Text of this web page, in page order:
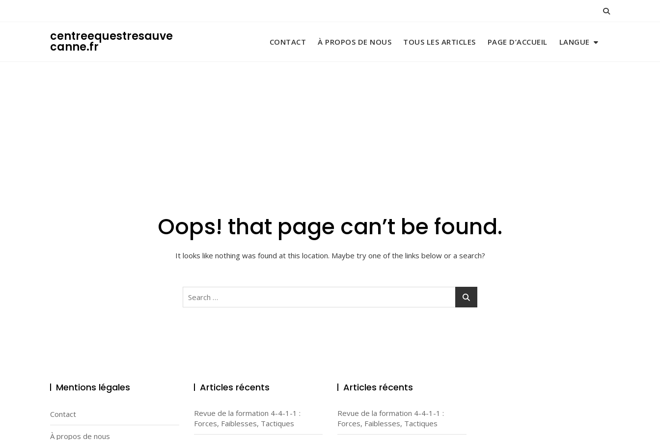
centreequestresauve
canne.fr CONTACT À PROPOS DE NOUS TOUS LES ARTICLES PAGE D’ACCUEIL LANGUE
Oops! that page can’t be found.
It looks like nothing was found at this location. Maybe try one of the links below or a search?
Search
Mentions légales
Contact
À propos de nous
Articles récents
Revue de la formation 4-4-1-1 :
Forces, Faiblesses, Tactiques
Articles récents
Revue de la formation 4-4-1-1 :
Forces, Faiblesses, Tactiques